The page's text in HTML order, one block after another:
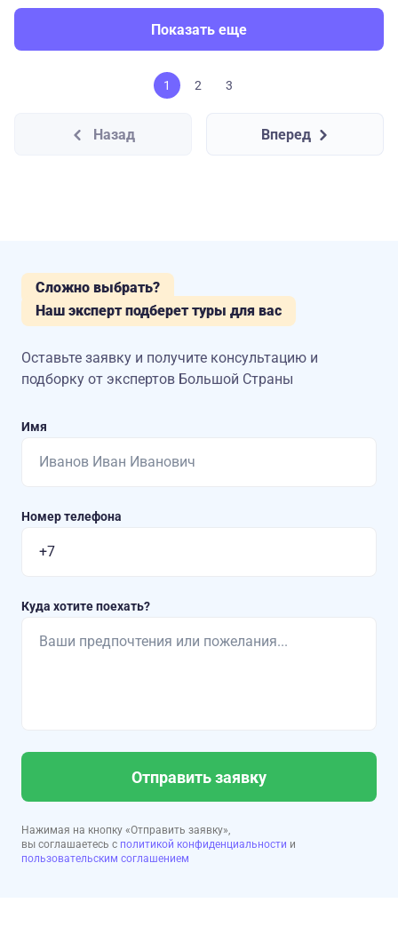
Показать еще
1 2 3
Назад Вперед
Сложно выбрать?
Наш эксперт подберет туры для вас
Оставьте заявку и получите консультацию и
подборку от экспертов Большой Страны
Имя
Номер телефона
Куда хотите поехать?
Отправить заявку
Нажимая на кнопку «Отправить заявку»,
вы соглашаетесь с политикой конфиденциальности и
пользовательским соглашением